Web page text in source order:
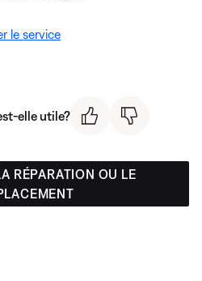
le service
elle utile?
RÉPARATION OU LE